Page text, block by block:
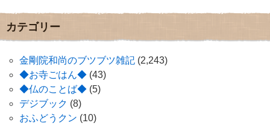
カテゴリー
金剛院和尚のブツブツ雑記 (2,243)
◆お寺ごはん◆ (43)
◆仏のことば◆ (5)
デジブック (8)
おふどうクン (10)